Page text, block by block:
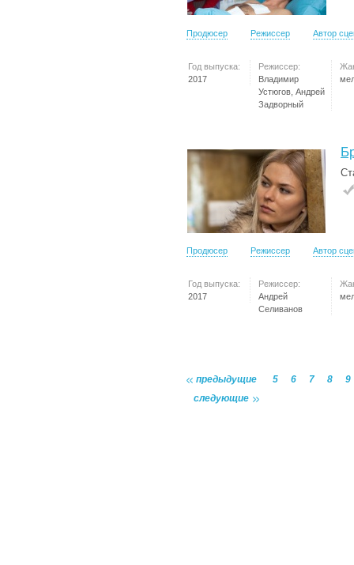
Продюсер Режиссер Автор
Год выпуска:
2017
Режиссер:
Владимир
Устюгов, Андрей
Задворный
Продюсер Режиссер Автор
Год выпуска:
2017
Режиссер:
Андрей
Селиванов
предыдущие 5 6 7 8
9
следующие